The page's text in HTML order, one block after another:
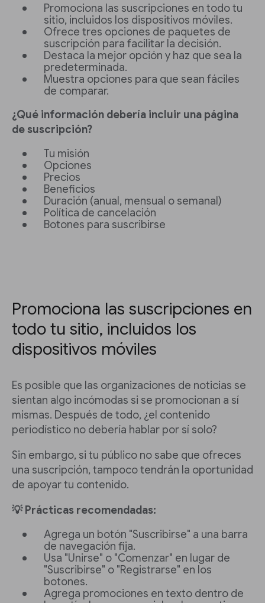
Promociona las suscripciones en todo tu
sitio, incluidos los dispositivos móviles.
Ofrece tres opciones de paquetes de
suscripción para facilitar la decisión.
Destaca la mejor opción y haz que sea la
predeterminada.
Muestra opciones para que sean fáciles
de comparar.
¿Qué información debería incluir una página
de suscripción?
Tu misión
Opciones
Precios
Beneficios
Duración (anual, mensual o semanal)
Política de cancelación
Botones para suscribirse
Promociona las suscripciones en
todo tu sitio, incluidos los
dispositivos móviles
Es posible que las organizaciones de noticias se
sientan algo incómodas si se promocionan a sí
mismas. Después de todo, ¿el contenido
periodístico no debería hablar por sí solo?
Sin embargo, si tu público no sabe que ofreces
una suscripción, tampoco tendrán la oportunidad
de apoyar tu contenido.
💡 Prácticas recomendadas:
Agrega un botón "Suscribirse" a una barra
de navegación fija.
Usa "Unirse" o "Comenzar" en lugar de
"Suscribirse" o "Registrarse" en los
botones.
Agrega promociones en texto dentro de